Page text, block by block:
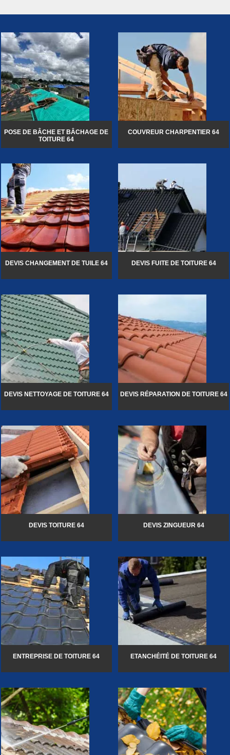
POSE DE BÂCHE ET BÂCHAGE DE
TOITURE 64
COUVREUR CHARPENTIER 64
DEVIS CHANGEMENT DE TUILE 64 DEVIS FUITE DE TOITURE 64
DEVIS NETTOYAGE DE TOITURE 64 DEVIS RÉPARATION DE TOITURE 64
DEVIS TOITURE 64 DEVIS ZINGUEUR 64
ENTREPRISE DE TOITURE 64 ETANCHÉITÉ DE TOITURE 64